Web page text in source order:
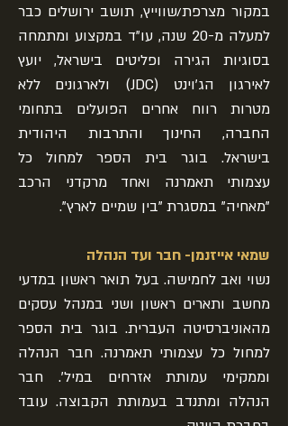
במקור מצרפת/שווייץ, תושב ירושלים כבר
למעלה מ-20 שנה, עו"ד במקצוע ומתמחה
בסוגיות הגירה ופליטים בישראל, יועץ
לאירגון הג'וינט (JDC) ולארגונים ללא
מטרות רווח אחרים הפועלים בתחומי
החברה, החינוך והתרבות היהודית
בישראל. בוגר בית הספר למחול כל
עצמותי תאמרנה ואחד מרקדני הרכב
"מאחיה" במסגרת "בין שמיים לארץ".
שמאי אייזנמן- חבר ועד הנהלה
נשוי ואב לחמישה. בעל תואר ראשון במדעי
מחשב ותארים ראשון ושני במנהל עסקים
מהאוניברסיטה העברית. בוגר בית הספר
למחול כל עצמותי תאמרנה. חבר הנהלה
וממקימי עמותת אזרחים במיל'. חבר
הנהלה ומתנדב בעמותת הקבוצה. עובד